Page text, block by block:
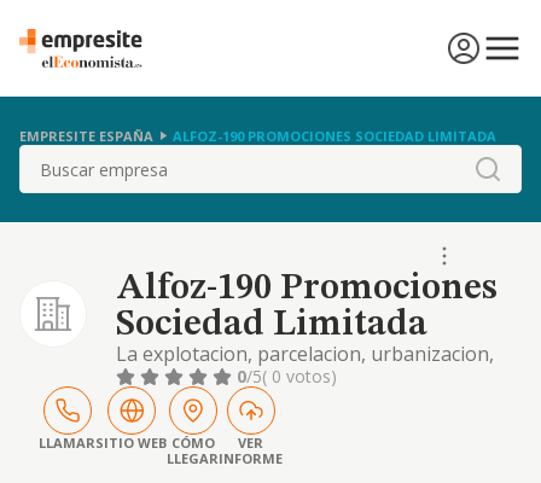
EMPRESITE ESPAÑA ALFOZ-190 PROMOCIONES SOCIEDAD LIMITADA
Buscar
Alfoz-190 Promociones
Sociedad Limitada
La explotacion, parcelacion, urbanizacion,
promocion, construccion, compra, venta,
total o parcial, la cesion y arrendamiento -
exceptuandose el arrendamiento financiero-
de toda clase de inmuebles, tanto rusticos
como ur
0/5( 0 votos)
LLAMARSITIO WEB CÓMO
LLEGAR
VER
INFORME